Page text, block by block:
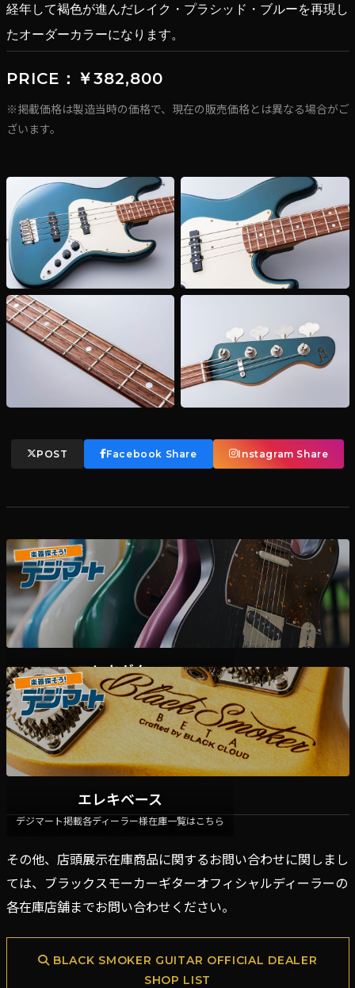
経年して褐色が進んだレイク・プラシッド・ブルーを再現し
たオーダーカラーになります。
PRICE：￥382,800
※掲載価格は製造当時の価格で、現在の販売価格とは異なる場合がご
ざいます。
POST Facebook Share Instagram Share
エレキギター
デジマート掲載各ディーラー様在庫一覧はこちら
エレキベース
デジマート掲載各ディーラー様在庫一覧はこちら
その他、店頭展示在庫商品に関するお問い合わせに関しまし
ては、ブラックスモーカーギターオフィシャルディーラーの
各在庫店舗までお問い合わせください。
BLACK SMOKER GUITAR OFFICIAL DEALER
SHOP LIST